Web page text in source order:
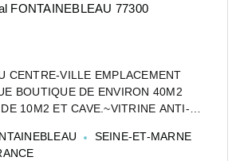
FONTAINEBLEAU 77300
CENTRE-VILLE EMPLACEMENT
BOUTIQUE DE ENVIRON 40M2
10M2 ET CAVE.~VITRINE ANTI-
SEINE-ET-MARNE